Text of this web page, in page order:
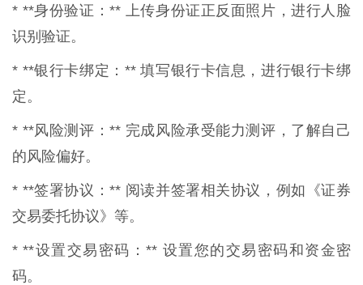
* **身份验证：** 上传身份证正反面照片，进行人脸
识别验证。
* **银行卡绑定：** 填写银行卡信息，进行银行卡绑
定。
* **风险测评：** 完成风险承受能力测评，了解自己
的风险偏好。
* **签署协议：** 阅读并签署相关协议，例如《证券
交易委托协议》等。
* **设置交易密码：** 设置您的交易密码和资金密
码。